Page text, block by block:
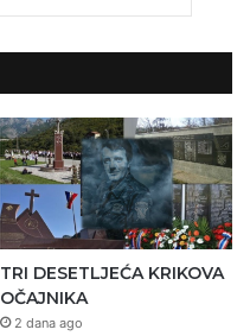
TRI DESETLJEĆA KRIKOVA
OČAJNIKA
2 dana ago